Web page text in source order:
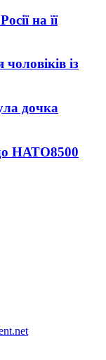
на її
із
дочка
НАТО8500